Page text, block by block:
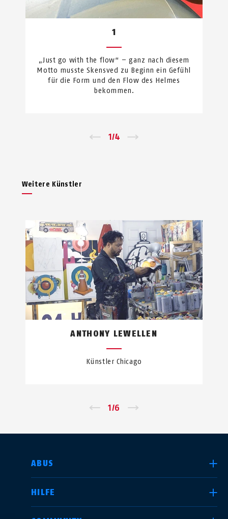
1
„Just go with the flow“ – ganz nach diesem
Motto musste Skensved zu Beginn ein Gefühl
für die Form und den Flow des Helmes
bekommen.
1/4
Weitere Künstler
ANTHONY LEWELLEN
Künstler Chicago
1/6
ABUS
HILFE
LAND AUSWÄHLEN